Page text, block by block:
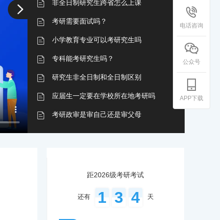
非全日制研究生跨省怎么上课
考研需要面试吗？
小学教育专业可以考研究生吗
专科能考研究生吗？
研究生非全日制和全日制区别
应届生一定要在学校所在地考研吗
考研政审是审自己还是审父母
考研只能考本省的学校吗
非全日制研究生的弊端
距2026级考研考试
还有 1 3 4 天
电话咨询
公众号
APP下载